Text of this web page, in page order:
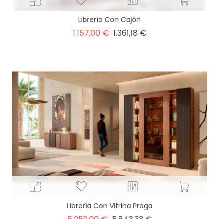
Librería Con Cajón
1.157,00 € Precio
1.361,18 €Precio
Librería Con Vitrina Praga